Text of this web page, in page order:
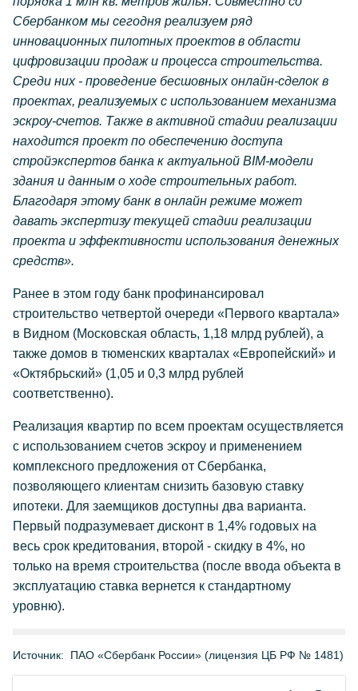
Сбербанком мы сегодня реализуем ряд
инновационных пилотных проектов в области
цифровизации продаж и процесса строительства.
Среди них - проведение бесшовных онлайн-сделок в
проектах, реализуемых с использованием механизма
эскроу-счетов. Также в активной стадии реализации
находится проект по обеспечению доступа
стройэкспертов банка к актуальной BIM-модели
здания и данным о ходе строительных работ.
Благодаря этому банк в онлайн режиме может
давать экспертизу текущей стадии реализации
проекта и эффективности использования денежных
средств».
Ранее в этом году банк профинансировал
строительство четвертой очереди «Первого квартала»
в Видном (Московская область, 1,18 млрд рублей), а
также домов в тюменских кварталах «Европейский» и
«Октябрьский» (1,05 и 0,3 млрд рублей
соответственно).
Реализация квартир по всем проектам осуществляется
с использованием счетов эскроу и применением
комплексного предложения от Сбербанка,
позволяющего клиентам снизить базовую ставку
ипотеки. Для заемщиков доступны два варианта.
Первый подразумевает дисконт в 1,4% годовых на
весь срок кредитования, второй - скидку в 4%, но
только на время строительства (после ввода объекта в
эксплуатацию ставка вернется к стандартному
уровню).
Источник: ПАО «Сбербанк России» (лицензия ЦБ РФ № 1481)